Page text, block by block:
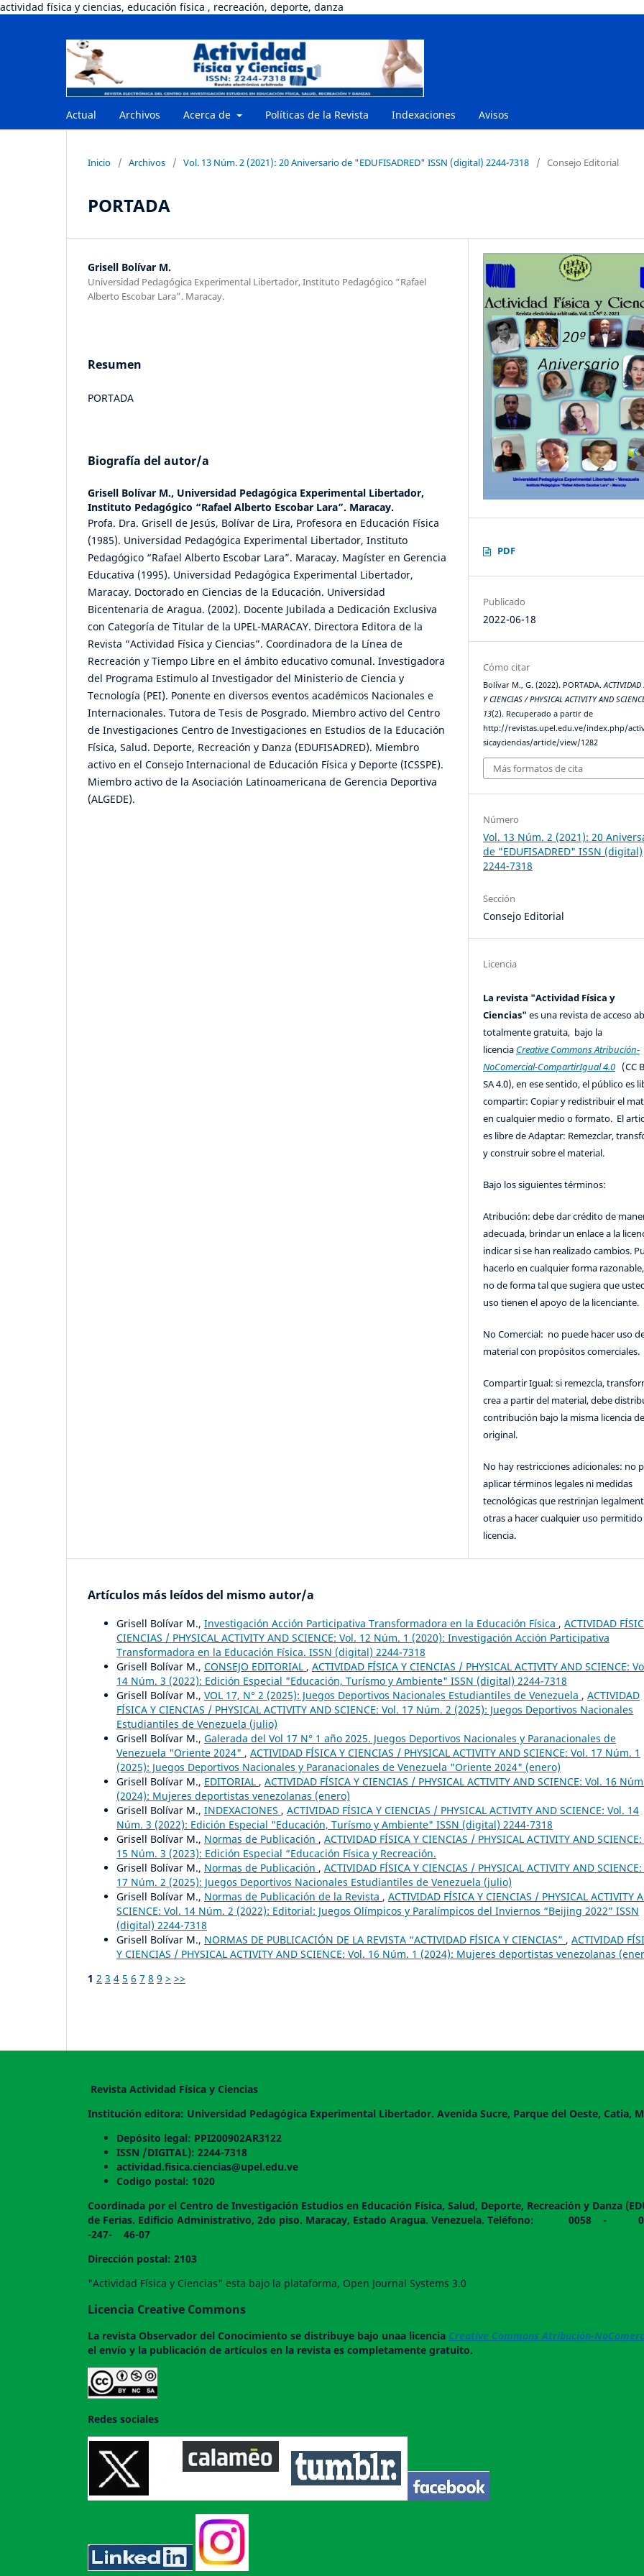
actividad física y ciencias, educación física , recreación, deporte, danza
Actual Archivos Acerca de Políticas de la Revista Indexaciones Avisos
Inicio / Archivos / Vol. 13 Núm. 2 (2021): 20 Aniversario de "EDUFISADRED" ISSN (digital) 2244-7318 / Consejo Editorial
PORTADA
Grisell Bolívar M.
Universidad Pedagógica Experimental Libertador, Instituto Pedagógico “Rafael
Alberto Escobar Lara”. Maracay.
Resumen
PORTADA
Biografía del autor/a
Grisell Bolívar M., Universidad Pedagógica Experimental Libertador,
Instituto Pedagógico “Rafael Alberto Escobar Lara”. Maracay.
Profa. Dra. Grisell de Jesús, Bolívar de Lira, Profesora en Educación Física
(1985). Universidad Pedagógica Experimental Libertador, Instituto
Pedagógico “Rafael Alberto Escobar Lara”. Maracay. Magíster en Gerencia
Educativa (1995). Universidad Pedagógica Experimental Libertador,
Maracay. Doctorado en Ciencias de la Educación. Universidad
Bicentenaria de Aragua. (2002). Docente Jubilada a Dedicación Exclusiva
con Categoría de Titular de la UPEL-MARACAY. Directora Editora de la
Revista “Actividad Física y Ciencias”. Coordinadora de la Línea de
Recreación y Tiempo Libre en el ámbito educativo comunal. Investigadora
del Programa Estimulo al Investigador del Ministerio de Ciencia y
Tecnología (PEI). Ponente en diversos eventos académicos Nacionales e
Internacionales. Tutora de Tesis de Posgrado. Miembro activo del Centro
de Investigaciones Centro de Investigaciones en Estudios de la Educación
Física, Salud. Deporte, Recreación y Danza (EDUFISADRED). Miembro
activo en el Consejo Internacional de Educación Física y Deporte (ICSSPE).
Miembro activo de la Asociación Latinoamericana de Gerencia Deportiva
(ALGEDE).
PDF
Publicado
2022-06-18
Cómo citar
Bolívar M., G. (2022). PORTADA.ACTIVIDAD
Y CIENCIAS / PHYSICAL ACTIVITY AND
13(2). Recuperado a partir de
http://revistas.upel.edu.ve/index.php/
sicayciencias/article/view/1282
Más formatos de cita
Número
Vol. 13 Núm. 2 (2021): 20
de "EDUFISADRED" ISSN (digital)
2244-7318
Sección
Consejo Editorial
Licencia
La revista "Actividad Física y
Ciencias"es una revista de acceso
totalmente gratuita, bajo la
licencia Creative Commons Atribución-
NoComercial-CompartirIgual 4.0 (CC
SA 4.0), en ese sentido, el público es
compartir: Copiar y redistribuir el
en cualquier medio o formato. El
es libre de Adaptar: Remezclar,
y construir sobre el material.
Bajo los siguientes términos:
Atribución: debe dar crédito de
adecuada, brindar un enlace a la
indicar si se han realizado cambios.
hacerlo en cualquier forma
no de forma tal que sugiera que
uso tienen el apoyo de la licenciante.
No Comercial: no puede hacer uso
material con propósitos comerciales.
Compartir Igual: si remezcla,
crea a partir del material, debe
contribución bajo la misma licencia
original.
No hay restricciones adicionales: no
aplicar términos legales ni medidas
tecnológicas que restrinjan
otras a hacer cualquier uso
licencia.
Artículos más leídos del mismo autor/a
Grisell Bolívar M., Investigación Acción Participativa Transformadora en la Educación Física , ACTIVIDAD
CIENCIAS / PHYSICAL ACTIVITY AND SCIENCE: Vol. 12 Núm. 1 (2020): Investigación Acción Participativa
Transformadora en la Educación Física. ISSN (digital) 2244-7318
Grisell Bolívar M., CONSEJO EDITORIAL , ACTIVIDAD FÍSICA Y CIENCIAS / PHYSICAL ACTIVITY AND SCIENCE:
14 Núm. 3 (2022): Edición Especial "Educación, Turísmo y Ambiente" ISSN (digital) 2244-7318
Grisell Bolívar M., VOL 17, N° 2 (2025): Juegos Deportivos Nacionales Estudiantiles de Venezuela , ACTIVIDAD
FÍSICA Y CIENCIAS / PHYSICAL ACTIVITY AND SCIENCE: Vol. 17 Núm. 2 (2025): Juegos Deportivos Nacionales
Estudiantiles de Venezuela (julio)
Grisell Bolívar M., Galerada del Vol 17 N° 1 año 2025. Juegos Deportivos Nacionales y Paranacionales de
Venezuela "Oriente 2024" , ACTIVIDAD FÍSICA Y CIENCIAS / PHYSICAL ACTIVITY AND SCIENCE: Vol. 17 Núm. 1
(2025): Juegos Deportivos Nacionales y Paranacionales de Venezuela "Oriente 2024" (enero)
Grisell Bolívar M., EDITORIAL , ACTIVIDAD FÍSICA Y CIENCIAS / PHYSICAL ACTIVITY AND SCIENCE: Vol. 16
(2024): Mujeres deportistas venezolanas (enero)
Grisell Bolívar M., INDEXACIONES , ACTIVIDAD FÍSICA Y CIENCIAS / PHYSICAL ACTIVITY AND SCIENCE: Vol. 14
Núm. 3 (2022): Edición Especial "Educación, Turísmo y Ambiente" ISSN (digital) 2244-7318
Grisell Bolívar M., Normas de Publicación , ACTIVIDAD FÍSICA Y CIENCIAS / PHYSICAL ACTIVITY AND
15 Núm. 3 (2023): Edición Especial “Educación Física y Recreación.
Grisell Bolívar M., Normas de Publicación , ACTIVIDAD FÍSICA Y CIENCIAS / PHYSICAL ACTIVITY AND
17 Núm. 2 (2025): Juegos Deportivos Nacionales Estudiantiles de Venezuela (julio)
Grisell Bolívar M., Normas de Publicación de la Revista , ACTIVIDAD FÍSICA Y CIENCIAS / PHYSICAL ACTIVITY
SCIENCE: Vol. 14 Núm. 2 (2022): Editorial: Juegos Olímpicos y Paralímpicos del Inviernos “Beijing 2022” ISSN
(digital) 2244-7318
Grisell Bolívar M., NORMAS DE PUBLICACIÓN DE LA REVISTA “ACTIVIDAD FÍSICA Y CIENCIAS” , ACTIVIDAD
Y CIENCIAS / PHYSICAL ACTIVITY AND SCIENCE: Vol. 16 Núm. 1 (2024): Mujeres deportistas venezolanas
1 2 3 4 5 6 7 8 9 > >>
Revista Actividad Física y Ciencias
Institución editora: Universidad Pedagógica Experimental Libertador. Avenida Sucre, Parque del Oeste, Catia,
Depósito legal: PPI200902AR3122
ISSN /DIGITAL): 2244-7318
actividad.fisica.ciencias@upel.edu.ve
Codigo postal: 1020
Coordinada por el Centro de Investigación Estudios en Educación Física, Salud, Deporte, Recreación y Danza
de Ferias. Edificio Administrativo, 2do piso. Maracay, Estado Aragua. Venezuela. Teléfono:
-247- 46-07
Dirección postal: 2103
"Actividad Física y Ciencias" esta bajo la plataforma, Open Journal Systems 3.0
Licencia Creative Commons
La revista Observador del Conocimiento se distribuye bajo unaa licencia Creative Commons Atribución-
el envío y la publicación de artículos en la revista es completamente gratuito.
Redes sociales